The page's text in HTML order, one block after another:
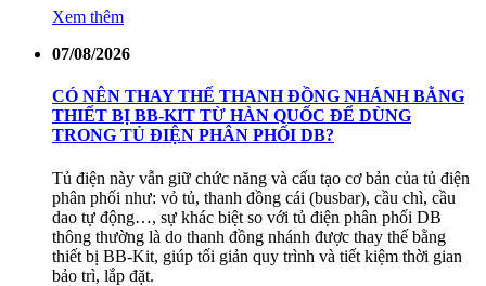
Xem thêm
07/08/2026
CÓ NÊN THAY THẾ THANH ĐỒNG NHÁNH BẰNG
THIẾT BỊ BB-KIT TỪ HÀN QUỐC ĐỂ DÙNG
TRONG TỦ ĐIỆN PHÂN PHỐI DB?
Tủ điện này vẫn giữ chức năng và cấu tạo cơ bản của tủ điện
phân phối như: vỏ tủ, thanh đồng cái (busbar), cầu chì, cầu
dao tự động…, sự khác biệt so với tủ điện phân phối DB
thông thường là do thanh đồng nhánh được thay thế bằng
thiết bị BB-Kit, giúp tối giản quy trình và tiết kiệm thời gian
bảo trì, lắp đặt.